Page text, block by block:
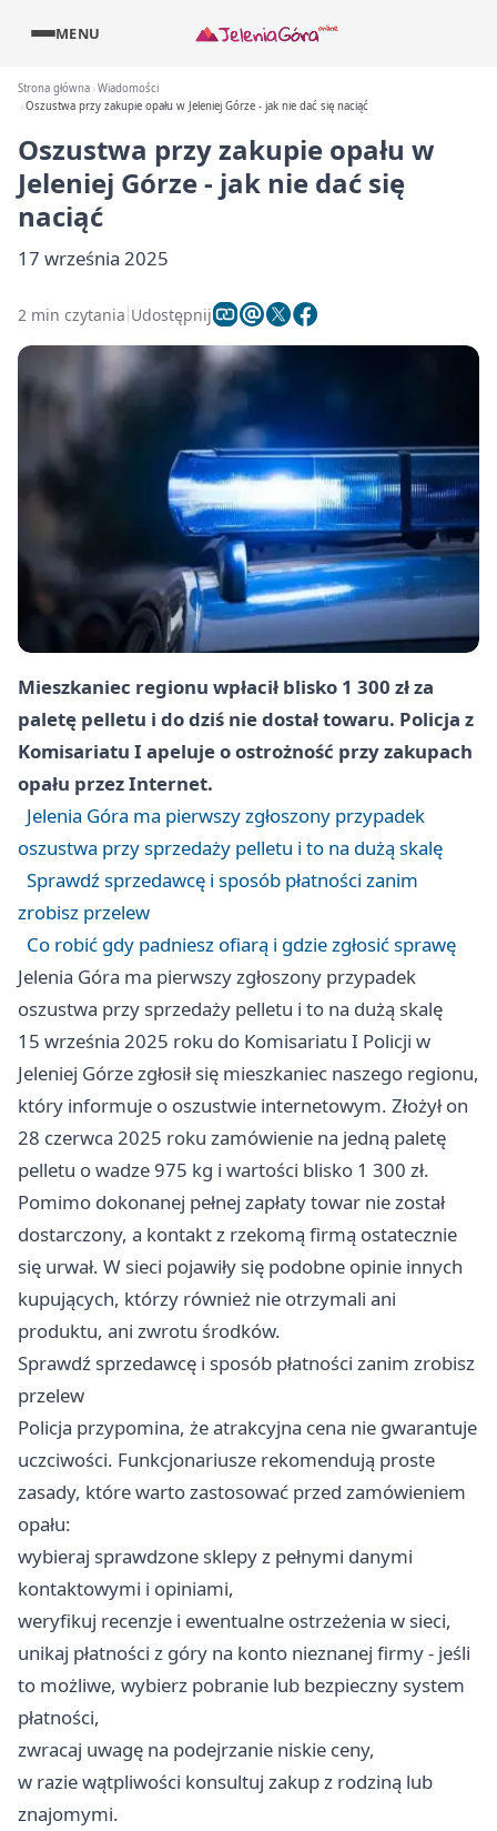
MENU
Strona główna Wiadomości
Oszustwa przy zakupie opału w Jeleniej Górze - jak nie dać się naciąć
Oszustwa przy zakupie opału w
Jeleniej Górze - jak nie dać się
naciąć
17 września 2025
2 min czytania Udostępnij
Mieszkaniec regionu wpłacił blisko 1 300 zł za
paletę pelletu i do dziś nie dostał towaru. Policja z
Komisariatu I apeluje o ostrożność przy zakupach
opału przez Internet.
Jelenia Góra ma pierwszy zgłoszony przypadek
oszustwa przy sprzedaży pelletu i to na dużą skalę
Sprawdź sprzedawcę i sposób płatności zanim
zrobisz przelew
Co robić gdy padniesz ofiarą i gdzie zgłosić sprawę
Jelenia Góra ma pierwszy zgłoszony przypadek
oszustwa przy sprzedaży pelletu i to na dużą skalę
15 września 2025 roku do Komisariatu I Policji w
Jeleniej Górze zgłosił się mieszkaniec naszego regionu,
który informuje o oszustwie internetowym. Złożył on
28 czerwca 2025 roku zamówienie na jedną paletę
pelletu o wadze 975 kg i wartości blisko 1 300 zł.
Pomimo dokonanej pełnej zapłaty towar nie został
dostarczony, a kontakt z rzekomą firmą ostatecznie
się urwał. W sieci pojawiły się podobne opinie innych
kupujących, którzy również nie otrzymali ani
produktu, ani zwrotu środków.
Sprawdź sprzedawcę i sposób płatności zanim zrobisz
przelew
Policja przypomina, że atrakcyjna cena nie gwarantuje
uczciwości. Funkcjonariusze rekomendują proste
zasady, które warto zastosować przed zamówieniem
opału:
wybieraj sprawdzone sklepy z pełnymi danymi
kontaktowymi i opiniami,
weryfikuj recenzje i ewentualne ostrzeżenia w sieci,
unikaj płatności z góry na konto nieznanej firmy - jeśli
to możliwe, wybierz pobranie lub bezpieczny system
płatności,
zwracaj uwagę na podejrzanie niskie ceny,
w razie wątpliwości konsultuj zakup z rodziną lub
znajomymi.